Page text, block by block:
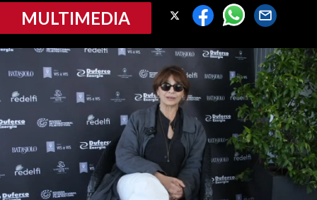
CRONACA SARDEGNA
PROVINCIA DI CAGLIARI
SULCIS IGLESIENTE
ORISTANO E PROVINCIA
SASSARI E PROVINCIA
GALLURA
NUORO E PROVINCIA
MULTIMEDIA